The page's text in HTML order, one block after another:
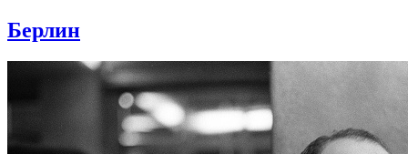
Берлин